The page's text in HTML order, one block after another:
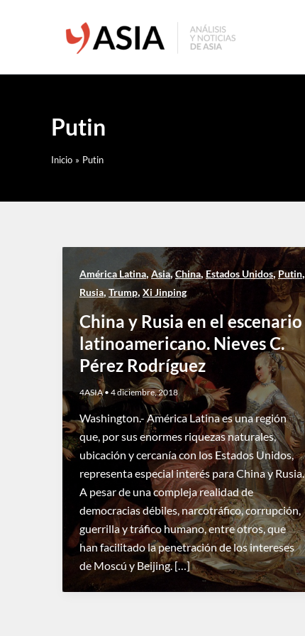
Putin
Inicio Putin
América Latina,Asia,China,Estados Unidos,Putin,
Rusia,Trump, Xi Jinping
China y Rusia en el escenario
latinoamericano. Nieves C.
Pérez Rodríguez
4ASIA• 4 diciembre, 2018
Washington.- América Latina es una región
que, por sus enormes riquezas naturales,
ubicación y cercanía con los Estados Unidos,
representa especial interés para China y Rusia.
A pesar de una compleja realidad de
democracias débiles, narcotráfico, corrupción,
guerrilla y tráfico humano, entre otros, que
han facilitado la penetración de los intereses
de Moscú y Beijing. […]